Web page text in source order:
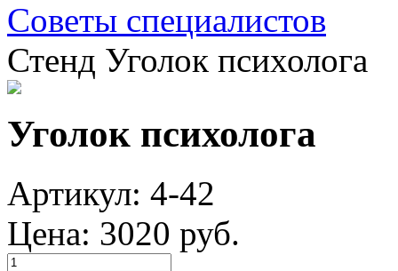
Советы специалистов
Стенд Уголок психолога
Уголок психолога
Артикул: 4-42
Цена: 3020 руб.